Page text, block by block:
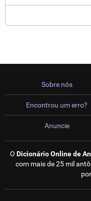
Sobre nós
Encontrou um erro?
Anuncie
O Dicionário Online de
com mais de 25 mil